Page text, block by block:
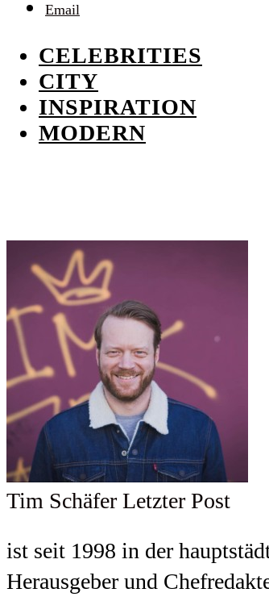
Email
CELEBRITIES
CITY
INSPIRATION
MODERN
Tim Schäfer Letzter Post
ist seit 1998 in der
Herausgeber und